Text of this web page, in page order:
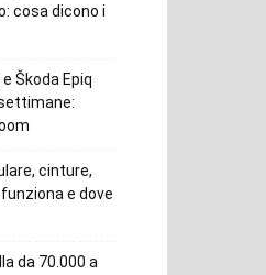
cosa dicono i
Škoda Epiq
cinture,
e dove
da 70.000 a